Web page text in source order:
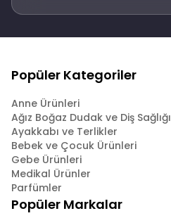
Popüler Kategoriler
Anne Ürünleri
Ağız Boğaz Dudak ve Diş Sağlığı
Ayakkabı ve Terlikler
Bebek ve Çocuk Ürünleri
Gebe Ürünleri
Medikal Ürünler
Parfümler
Popüler Markalar